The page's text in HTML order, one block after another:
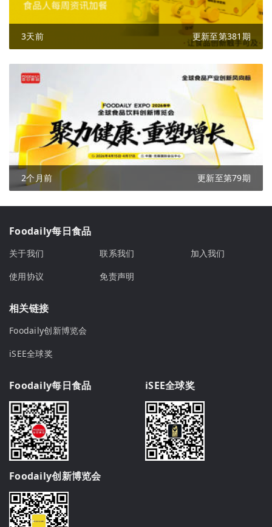
3天前 更新至第381期
2个月前 更新至第79期
Foodaily每日食品
关于我们 联系我们
加入我们
使用协议
免责声明
相关链接
Foodaily创新博览会
iSEE全球奖
Foodaily每日食品 iSEE全球奖
Foodaily创新博览会